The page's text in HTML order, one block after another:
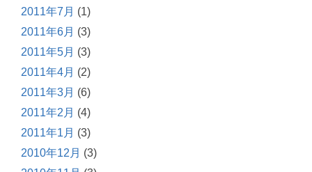
2011年7月 (1)
2011年6月 (3)
2011年5月 (3)
2011年4月 (2)
2011年3月 (6)
2011年2月 (4)
2011年1月 (3)
2010年12月 (3)